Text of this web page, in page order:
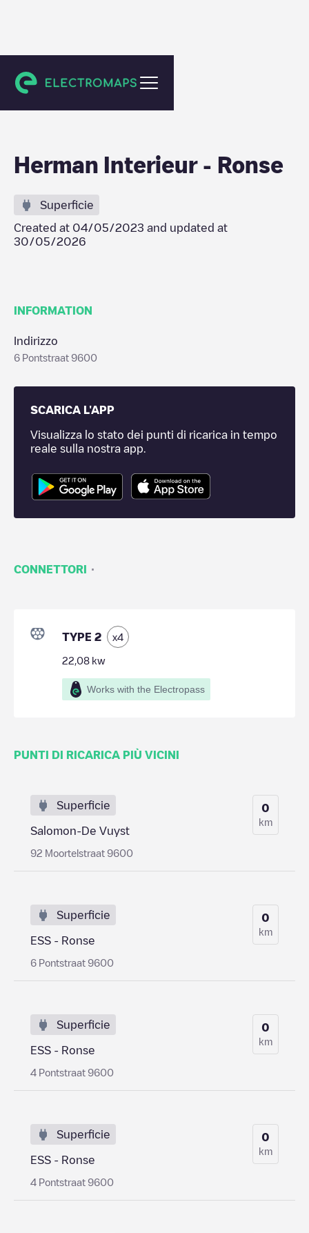
Ronse
Herman Interieur - Ronse
Superficie
Created at 04/05/2023 and updated at
30/05/2026
INFORMATION
Indirizzo
6 Pontstraat 9600
SCARICA L'APP
Visualizza lo stato dei punti di ricarica in tempo
reale sulla nostra app.
CONNETTORI ·
TYPE 2 x4
22,08 kw
Works with the Electropass
PUNTI DI RICARICA PIÙ VICINI
Superficie
Salomon-De Vuyst
92 Moortelstraat 9600
0
km
Superficie
ESS - Ronse
6 Pontstraat 9600
0
km
Superficie
ESS - Ronse
4 Pontstraat 9600
0
km
Superficie
ESS - Ronse
4 Pontstraat 9600
0
km